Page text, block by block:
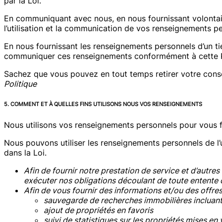
En communiquant avec nous, en nous fournissant
l’utilisation et la communication de vos renseignements
En nous fournissant les renseignements personnels
communiquer ces renseignements conformément à cette
Sachez que vous pouvez en tout temps retirer votre
Politique
5. COMMENT ET À QUELLES FINS UTILISONS NOUS VOS RENSEIGNEMENTS
Nous utilisons vos renseignements personnels pour
Nous pouvons utiliser les renseignements personnels de
dans la Loi.
Afin de fournir notre prestation de service et
exécuter nos obligations découlant de toute entente
Afin de vous fournir des informations et/ou des
sauvegarde de recherches immobilières
ajout de propriétés en favoris
suivi de statistiques sur les propriétés mises en